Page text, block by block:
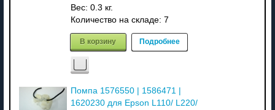
Вес: 0.3 кг.
Количество на складе: 7
В корзину Подробнее
Помпа 1576550 | 1586471 |
1620230 для Epson L110/ L220/